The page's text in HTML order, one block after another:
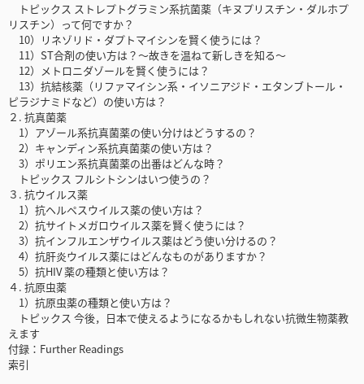
トピックス ストレプトグラミン系抗菌薬（キヌプリスチン・ダルホプ
リスチン）って何ですか？
10）リネゾリド・ダプトマイシンを賢く使うには？
11）ST合剤の使い方は？～故きを温ねて新しきを知る～
12）メトロニダゾールを賢く使うには？
13）抗結核薬（リファマイシン系・イソニアジド・エタンブトール・
ピラジナミドなど）の使い方は？
２. 抗真菌薬
1）アゾール系抗真菌薬の使い分けはどうするの？
2）キャンディン系抗真菌薬の使い方は？
3）ポリエン系抗真菌薬の出番はどんな時？
トピックス フルシトシンはいつ使うの？
３. 抗ウイルス薬
1）抗ヘルペスウイルス薬の使い方は？
2）抗サイトメガロウイルス薬を賢く使うには？
3）抗インフルエンザウイルス薬はどう使い分けるの？
4）抗肝炎ウイルス薬にはどんなものがありますか？
5）抗HIV 薬の種類と使い方は？
４. 抗原虫薬
1）抗原虫薬の種類と使い方は？
トピックス 今後，日本で使えるようになるかもしれない抗微生物薬教
えます
付録：Further Readings
索引